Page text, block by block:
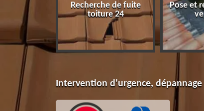
Recherche de fuite
toiture 24
Pose et
Intervention d'urgence,